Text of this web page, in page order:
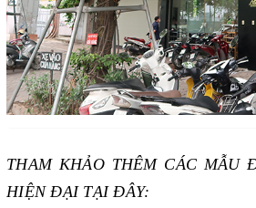
THAM KHẢO THÊM CÁC MẪU
HIỆN ĐẠI TẠI ĐÂY: